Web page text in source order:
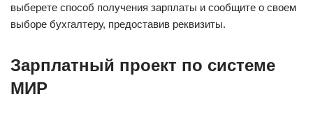
выберете способ получения зарплаты и сообщите о своем
выборе бухгалтеру, предоставив реквизиты.
Зарплатный проект по системе
МИР